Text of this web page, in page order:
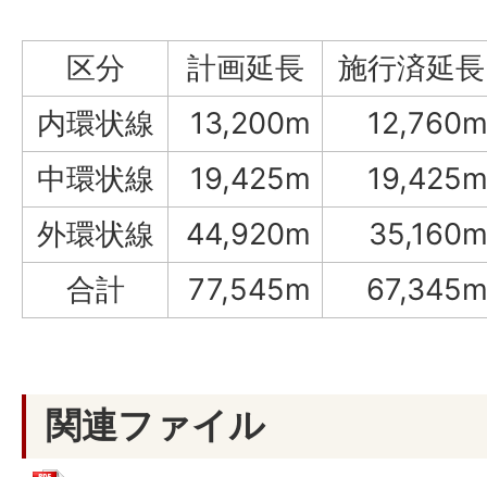
区分 計画延長
施行済延長
内環状線
13,200m
12,760m
中環状線
19,425m
19,425m
外環状線
44,920m
35,160m
合計
77,545m 67,345m
関連ファイル